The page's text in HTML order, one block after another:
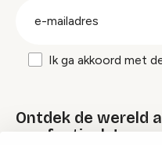
Ik ga akkoord met
Ontdek de wereld
van festivals!